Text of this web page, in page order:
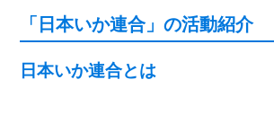
「日本いか連合」の活動紹介
日本いか連合とは